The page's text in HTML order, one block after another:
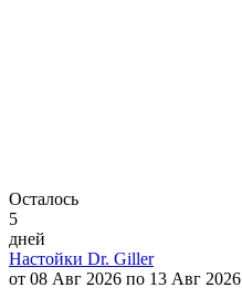
Осталось
5
дней
Настойки Dr. Giller
от 08 Авг 2026 по 13 Авг 2026